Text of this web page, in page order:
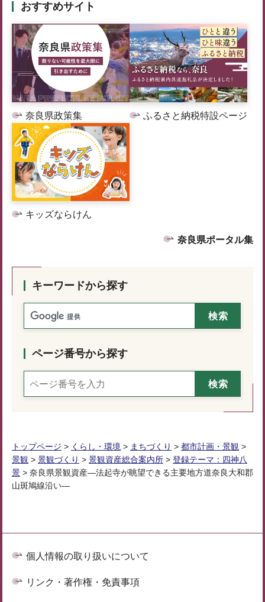
おすすめサイト
奈良県政策集 ふるさと納税特設ページ
キッズならけん
奈良県ポータル集
キーワードから探す
ページ番号から探す
トップページ > くらし・環境 > まちづくり > 都市計画・景観 >
景観 > 景観づくり > 景観資産総合案内所 > 登録テーマ：四神八
景 > 奈良県景観資産―法起寺が眺望できる主要地方道奈良大和郡
山斑鳩線沿い―
個人情報の取り扱いについて
リンク・著作権・免責事項